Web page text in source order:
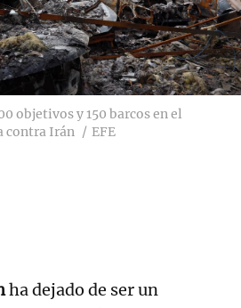
objetivos y 150 barcos en el
contra Irán
EFE
ha dejado de ser un